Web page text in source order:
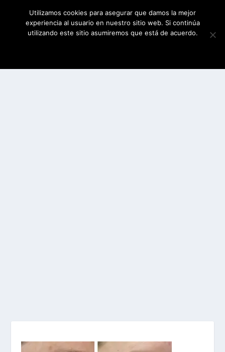
Utilizamos cookies para asegurar que damos la mejor
experiencia al usuario en nuestro sitio web. Si continúa
utilizando este sitio asumiremos que está de acuerdo.